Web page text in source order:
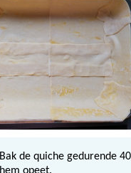
Bak de quiche gedurende
hem opeet.